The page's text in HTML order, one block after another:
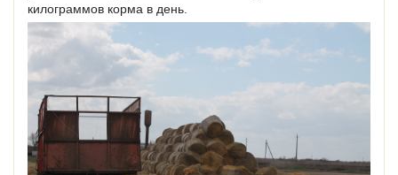
килограммов корма в день.